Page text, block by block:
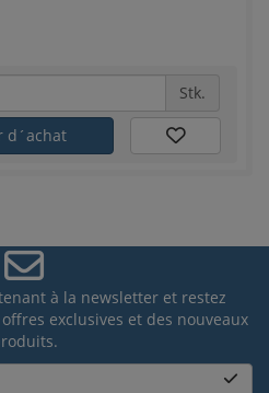
Stk.
d´achat
à la newsletter et restez
exclusives et des nouveaux